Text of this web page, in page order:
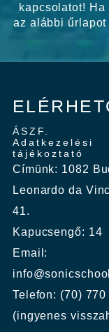
kapcsolatot!
az alábbi
ÁSZF.
Adatkezelési
tájékoztató
Címünk: 1082
Leonardo da
41.
Kapucsengő: 14
Email:
Telefon: (70) 770
(ingyenes